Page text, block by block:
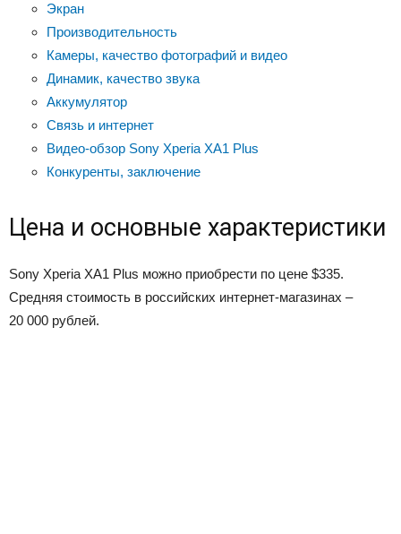
Экран
Производительность
Камеры, качество фотографий и видео
Динамик, качество звука
Аккумулятор
Связь и интернет
Видео-обзор Sony Xperia XA1 Plus
Конкуренты, заключение
Цена и основные характеристики
Sony Xperia XA1 Plus можно приобрести по цене $335.
Средняя стоимость в российских интернет-магазинах –
20 000 рублей.